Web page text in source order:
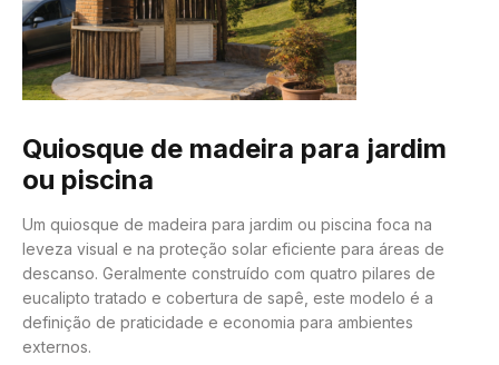
Quiosque de madeira para jardim
ou piscina
Um quiosque de madeira para jardim ou piscina foca na
leveza visual e na proteção solar eficiente para áreas de
descanso. Geralmente construído com quatro pilares de
eucalipto tratado e cobertura de sapê, este modelo é a
definição de praticidade e economia para ambientes
externos.